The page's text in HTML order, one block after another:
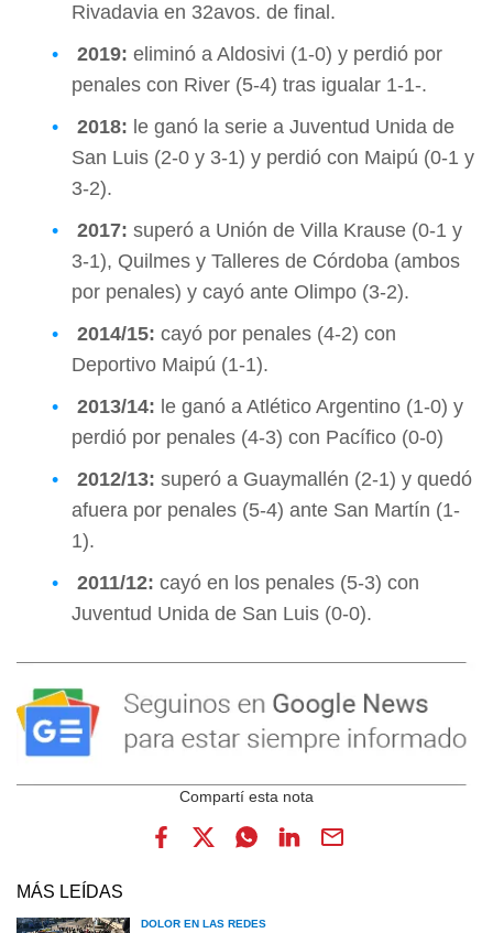
Rivadavia en 32avos. de final.
2019: eliminó a Aldosivi (1-0) y perdió por
penales con River (5-4) tras igualar 1-1-.
2018: le ganó la serie a Juventud Unida de
San Luis (2-0 y 3-1) y perdió con Maipú (0-1 y
3-2).
2017: superó a Unión de Villa Krause (0-1 y
3-1), Quilmes y Talleres de Córdoba (ambos
por penales) y cayó ante Olimpo (3-2).
2014/15: cayó por penales (4-2) con
Deportivo Maipú (1-1).
2013/14: le ganó a Atlético Argentino (1-0) y
perdió por penales (4-3) con Pacífico (0-0)
2012/13: superó a Guaymallén (2-1) y quedó
afuera por penales (5-4) ante San Martín (1-
1).
2011/12: cayó en los penales (5-3) con
Juventud Unida de San Luis (0-0).
MÁS LEÍDAS
DOLOR EN LAS REDES